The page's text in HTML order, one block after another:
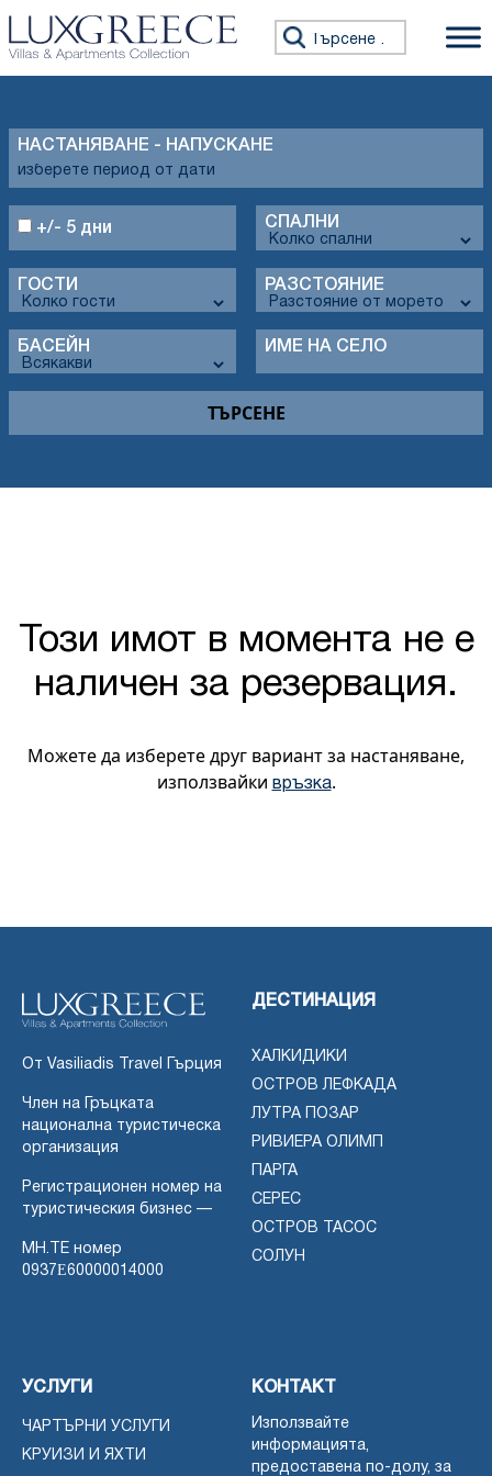
Търсене за:
НАСТАНЯВАНЕ - НАПУСКАНЕ
СПАЛНИ
ГОСТИ РАЗСТОЯНИЕ
+/- 5 дни
БАСЕЙН ИМЕ НА СЕЛО
Този имот в момента не е
наличен за резервация.
Можете да изберете друг вариант за настаняване,
използвайки връзка.
От Vasiliadis Travel Гърция
Член на Гръцката
национална туристическа
организация
Регистрационен номер на
туристическия бизнес —
MH.TE номер
0937Ε60000014000
ДЕСТИНАЦИЯ
ХАЛКИДИКИ
ОСТРОВ ЛЕФКАДА
ЛУТРА ПОЗАР
РИВИЕРА ОЛИМП
ПАРГА
СЕРЕС
ОСТРОВ ТАСОС
СОЛУН
УСЛУГИ
ЧАРТЪРНИ УСЛУГИ
КРУИЗИ И ЯХТИ
КОНТАКТ
Използвайте
информацията,
предоставена по-долу, за